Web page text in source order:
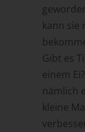
kann sie
Gibt es
einem
nämlich
kleine